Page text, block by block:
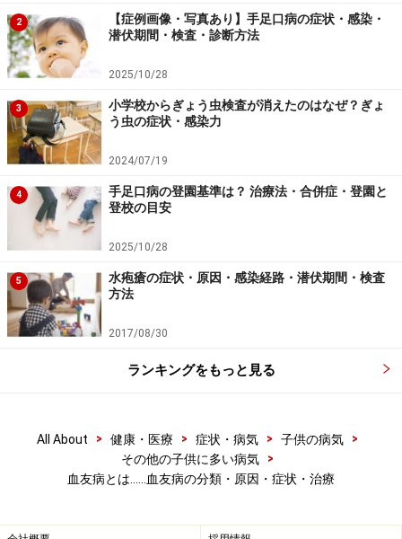
位を確認します。血友病は遺伝病でもありますので、親
族、家族に症状のある人がいないかどうかも確認しま
す。
■血液検査
血液検査で、血が固まるまでの時間を測定します。測定
方法は、プロトロンビン時間と活性化部分トロンボプラ
スチン時間を測定し、プロトロンビン時間は正常で、活
性化部分トロンボプラスチン時間が延長していたら、血
友病が疑われます。さらに、実際に、第ＶＩＩＩ（8）
因子と第ＩＸ（9）因子の量を測定します。この凝固因
子の活性の状態で重症度が決められます。軽症は正常の
5％より多く、中等症は正常の1から5％で、重症は正常
の1％未満です。
2
【症例画像・写真あり】手足口病の症状・感染・
潜伏期間・検査・診断方法
2025/10/28
3
小学校からぎょう虫検査が消えたのはなぜ？ぎょ
う虫の症状・感染力
2024/07/19
4
手足口病の登園基準は？ 治療法・合併症・登園と
登校の目安
2025/10/28
5
水疱瘡の症状・原因・感染経路・潜伏期間・検査
方法
2017/08/30
ランキングをもっと見る
All About > 健康・医療 > 症状・病気 > 子供の病気
>
その他の子供に多い病気
>
血友病とは……血友病の分類・原因・症状・治療